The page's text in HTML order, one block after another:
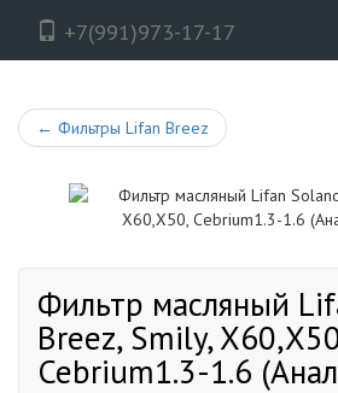
+7(991)973-17-17
← Фильтры Lifan Breez
Фильтр масляный
Breez, Smily,
Cebrium1.3-1.6